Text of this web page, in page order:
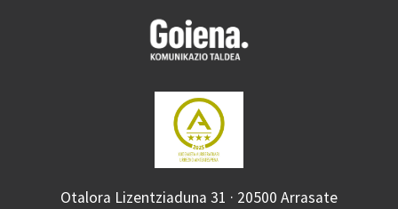
Otalora Lizentziaduna 31 · 20500 Arrasate